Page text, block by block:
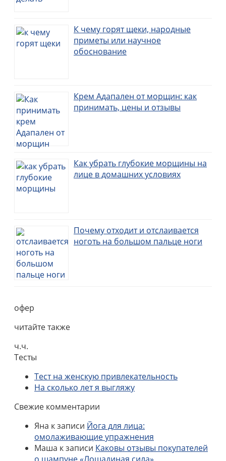
К чему горят щеки, народные
приметы или научное
обоснование
Крем Адапален от морщин: как
принимать, цены и отзывы
Как убрать глубокие морщины на
лице в домашних условиях
Почему отходит и отслаивается
ноготь на большом пальце ноги
офер
читайте также
ч.ч.
Тесты
Тест на женскую привлекательность
На сколько лет я выгляжу
Свежие комментарии
Яна к записи Йога для лица:
омолаживающие упражнения
Маша к записи Каковы отзывы покупателей